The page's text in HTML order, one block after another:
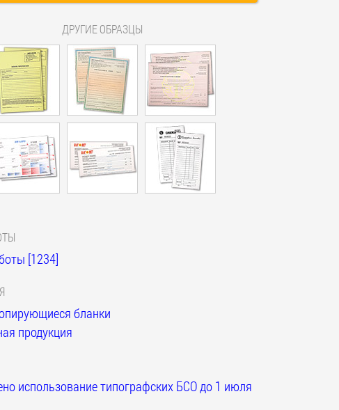
ДРУГИЕ ОБРАЗЦЫ
[1234]
бланки
продукция
использование типографских БСО до 1 июля